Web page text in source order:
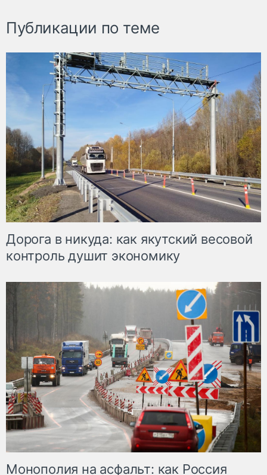
Публикации по теме
Дорога в никуда: как якутский весовой
контроль душит экономику
Монополия на асфальт: как Россия